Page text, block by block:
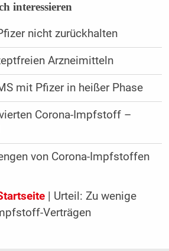
interessieren
nicht zurückhalten
Arzneimitteln
mit Pfizer in heißer Phase
Corona-Impfstoff –
von Corona-Impfstoffen
| Urteil: Zu wenige
Verträgen